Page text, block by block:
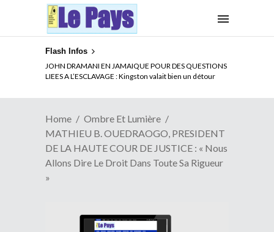
Flash Infos
JOHN DRAMANI EN JAMAIQUE POUR DES QUESTIONS
LIEES A L’ESCLAVAGE : Kingston valait bien un détour
ELECTION DE TALON A LA TETE DU SENAT BENINOIS :
Quand Patrice quitte le pouvoir sans partir !
Home
Ombre Et Lumière
MATHIEU B. OUEDRAOGO, PRESIDENT
DE LA HAUTE COUR DE JUSTICE : « Nous
Allons Dire Le Droit Dans Toute Sa Rigueur
»